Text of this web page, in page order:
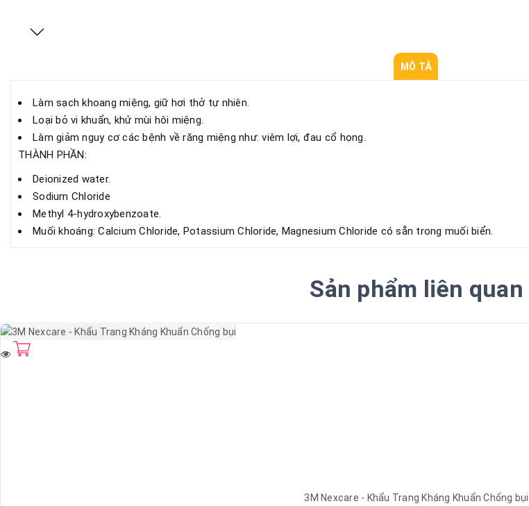
MÔ TẢ
Làm sạch khoang miệng, giữ hơi thở tự nhiên.
Loại bỏ vi khuẩn, khử mùi hôi miệng.
Làm giảm nguy cơ các bệnh về răng miệng như: viêm lợi, đau cổ họng.
THÀNH PHẦN:
Deionized water.
Sodium Chloride
Methyl 4-hydroxybenzoate.
Muối khoáng: Calcium Chloride, Potassium Chloride, Magnesium Chloride có sẵn trong muối biển.
Sản phẩm liên quan
3M Nexcare - Khẩu Trang Kháng Khuẩn Chống bụi